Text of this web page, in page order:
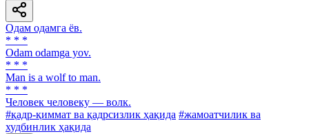
Одам одамга ёв.
* * *
Odam odamga yov.
* * *
Man is a wolf to man.
* * *
Человек человеку — волк.
#қадр-қиммат ва қадрсизлик ҳақида #жамоатчилик ва
худбинлик ҳақида